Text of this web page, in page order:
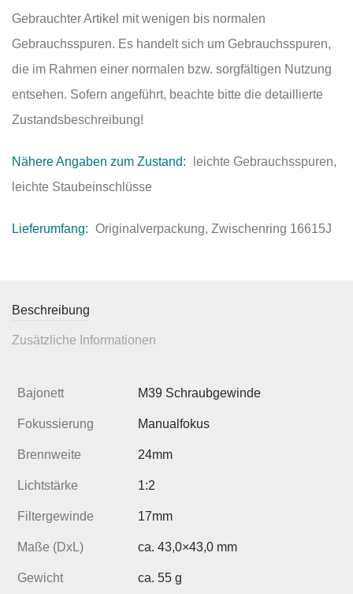
Gebrauchter Artikel mit wenigen bis normalen
Gebrauchsspuren. Es handelt sich um Gebrauchsspuren,
die im Rahmen einer normalen bzw. sorgfältigen Nutzung
entsehen. Sofern angeführt, beachte bitte die detaillierte
Zustandsbeschreibung!
Nähere Angaben zum Zustand:
leichte Gebrauchsspuren,
leichte Staubeinschlüsse
Lieferumfang: Originalverpackung, Zwischenring 16615J
Beschreibung
Zusätzliche Informationen
Bajonett M39 Schraubgewinde
Fokussierung Manualfokus
Brennweite 24mm
Lichtstärke 1:2
Filtergewinde 17mm
Maße (DxL) ca. 43,0×43,0 mm
Gewicht ca. 55 g